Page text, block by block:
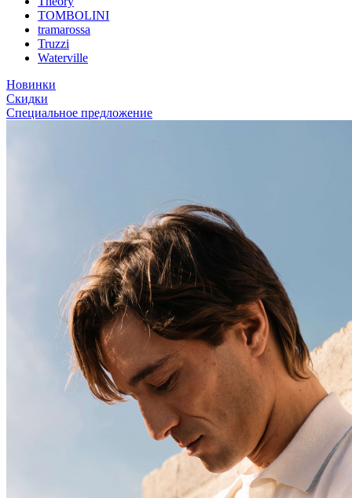
TOMBOLINI
tramarossa
Truzzi
Waterville
Новинки
Скидки
Специальное предложение